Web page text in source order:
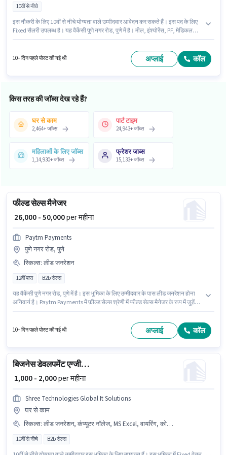
10वीं से नीचे
इस नौकरी के लिए 10वीं से नीचे योग्यता वाले उम्मीदवार आवेदन कर सकते हैं। इस पद के लिए
Fixed सैलरी उपलब्ध है। यह वैकेंसी पुणे नगर रोड, पुणे में है। मील, इंश्योरेंस, PF, मेडिकल
महत्वपूर्ण दस्तावेज़ PAN कार्ड, आधार कार्ड, बैंक अकाउंट आवश्यक हैं।
10+ दिन पहले पोस्ट की गई थी अप्लाई कॉल
किस तरह की जॉब्स देख रहे हैं?
घर से काम
2,464+जॉब्स
पार्ट टाइम
24,943+जॉब्स
महिलाओं के लिए जॉब्स
1,14,930+जॉब्स
फ्रेशर जाब्स
15,133+जॉब्स
फील्ड सेल्स मैनेजर
₹ 26,000 - 50,000per महीना
Paytm Payments
पुणे नगर रोड, पुणे
स्किल्स: लीड जनरेशन
12वीं पास B2b सेल्स
यह वैकेंसी पुणे नगर रोड, पुणे में है। इस भूमिका के लिए उम्मीदवार के पास लीड जनरेशन होना
अनिवार्य है। Paytm Payments में फ़ील्ड सेल्स श्रेणी में फील्ड सेल्स मैनेजर के रूप में जुड़ें।
माह ₹50000 तक कमा सकते हैं।
10+ दिन पहले पोस्ट की गई थी अप्लाई कॉल
बिजनेस डेवलपमेंट एग्जीक्यूटिव
₹ 1,000 - 2,000per महीना
Shree Technologies Global It Solutions
घर से काम
स्किल्स: लीड जनरेशन, कंप्यूटर नॉलेज, MS Excel, वायरिंग, कोल्ड कॉलिंग
10वीं से नीचे B2b सेल्स